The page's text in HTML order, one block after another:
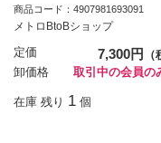
商品コード：4907981693091
メトロBtoBショップ
定価 7,300円
（
卸価格
取引中の会員の
在庫 残り 1 個